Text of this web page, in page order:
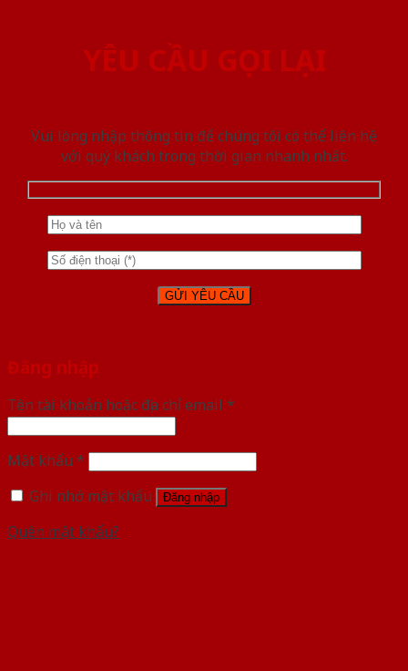
YÊU CẦU GỌI LẠI
Vui lòng nhập thông tin để chúng tôi có thể liên hệ
với quý khách trong thời gian nhanh nhất.
Đăng nhập
Tên tài khoản hoặc địa chỉ email *
Mật khẩu *
Ghi nhớ mật khẩu
Đăng nhập
Quên mật khẩu?